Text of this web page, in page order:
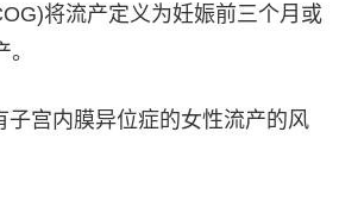
将流产定义为妊娠前三个月或
子宫内膜异位症的女性流产的风